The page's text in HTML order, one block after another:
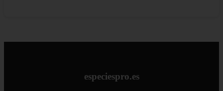
especiespro.es